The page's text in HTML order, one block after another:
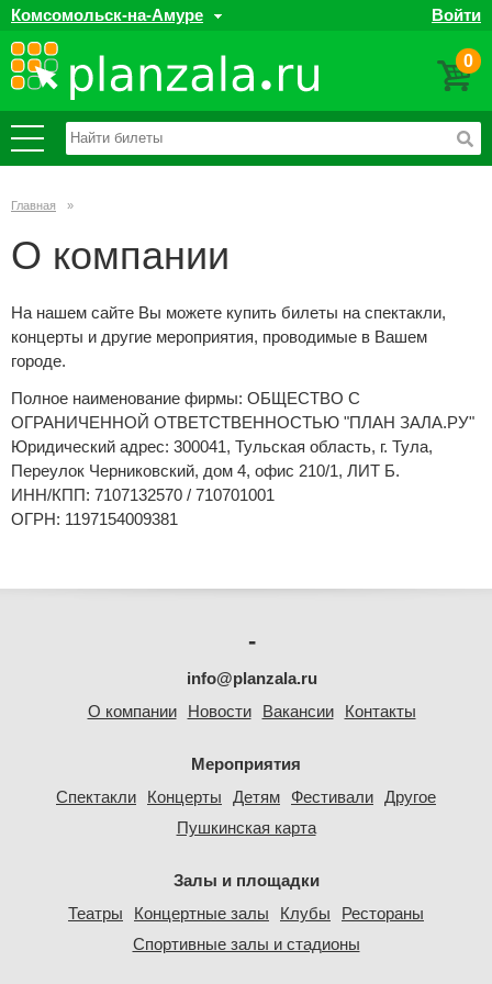
Комсомольск-на-Амуре Войти
0
Главная »
О компании
На нашем сайте Вы можете купить билеты на спектакли,
концерты и другие мероприятия, проводимые в Вашем
городе.
Полное наименование фирмы: ОБЩЕСТВО С
ОГРАНИЧЕННОЙ ОТВЕТСТВЕННОСТЬЮ "ПЛАН ЗАЛА.РУ"
Юридический адрес: 300041, Тульская область, г. Тула,
Переулок Черниковский, дом 4, офис 210/1, ЛИТ Б.
ИНН/КПП: 7107132570 / 710701001
ОГРН: 1197154009381
Мероприятия
Спектакли
Концерты Детям Фестивали Другое
Пушкинская карта
Залы и площадки
Театры
Концертные залы Клубы
Рестораны
Спортивные залы и стадионы
-
info@planzala.ru
О компании
Новости Вакансии Контакты